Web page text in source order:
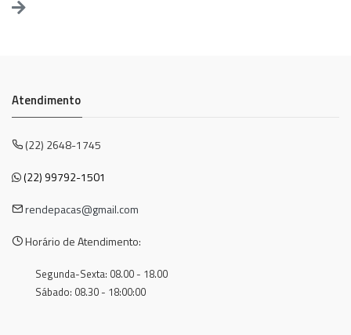
Atendimento
(22) 2648-1745
(22) 99792-1501
rendepacas@gmail.com
Horário de Atendimento:
Segunda-Sexta: 08.00 - 18.00
Sábado: 08.30 - 18:00:00